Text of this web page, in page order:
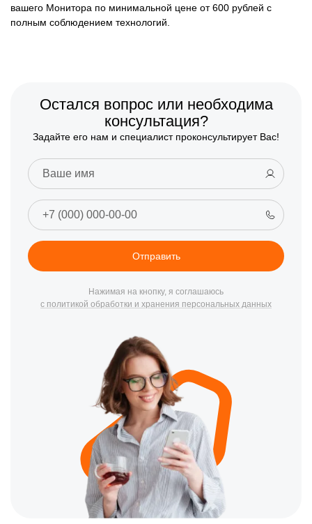
вашего Монитора по минимальной цене от 600 рублей с
полным соблюдением технологий.
Остался вопрос или необходима
консультация?
Задайте его нам и специалист проконсультирует Вас!
Отправить
Нажимая на кнопку, я соглашаюсь
с политикой обработки и хранения персональных данных